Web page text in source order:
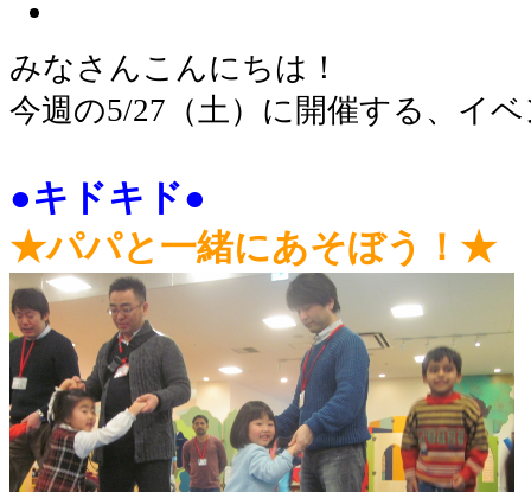
みなさんこんにちは！
今週の5/27（土）に開催する、イ
●キドキド●
★パパと一緒にあそぼう！★